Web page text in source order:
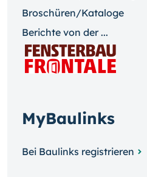
Broschüren/Kataloge
Berichte von der ...
MyBaulinks
Bei Baulinks registrieren